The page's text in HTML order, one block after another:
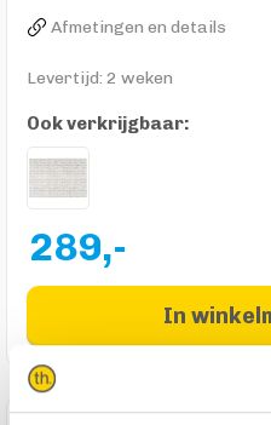
Afmetingen en details
Levertijd: 2 weken
Ook verkrijgbaar:
289,-
In